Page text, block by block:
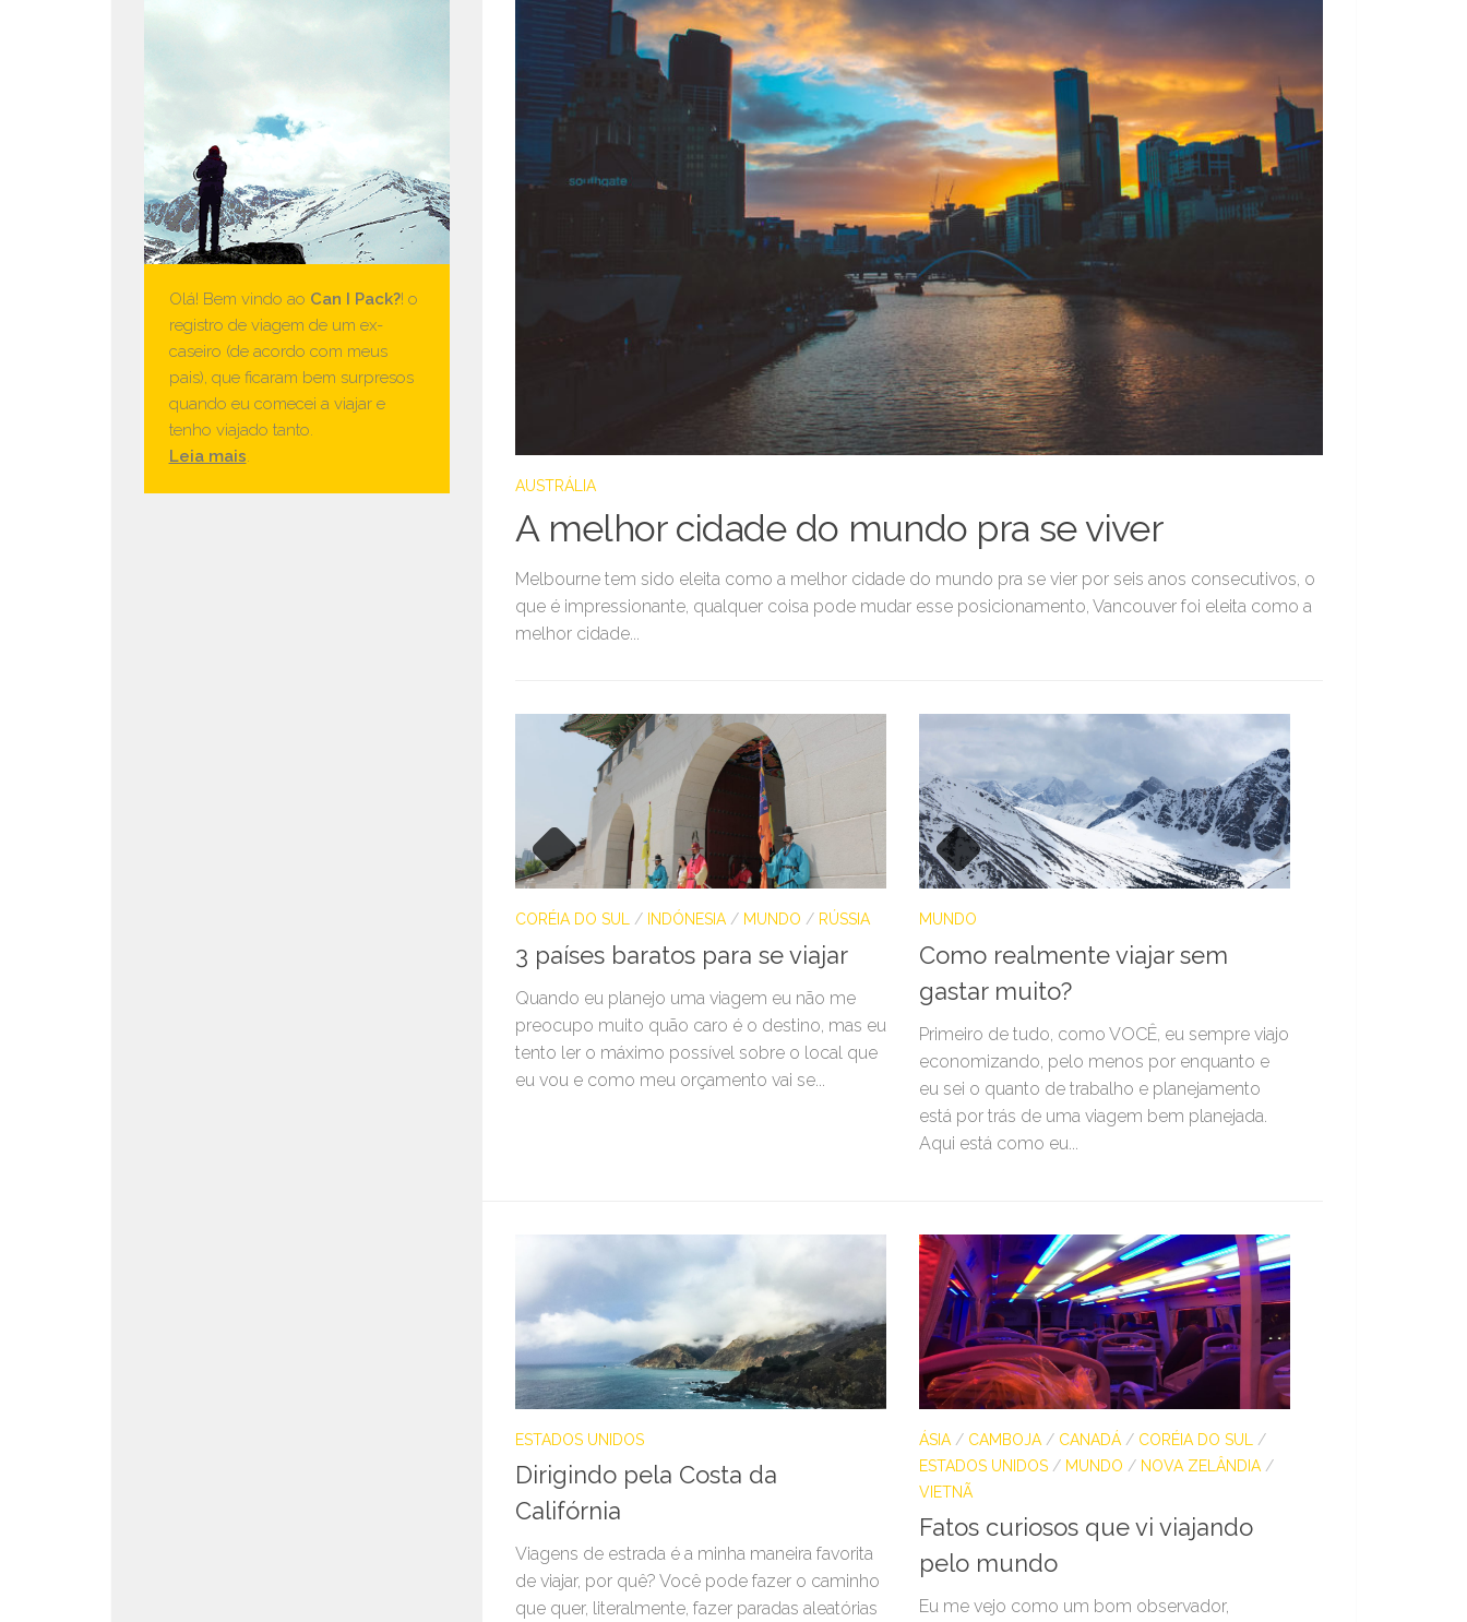
AUSTRÁLIA
A melhor cidade do mundo pra se viver
Melbourne tem sido eleita como a melhor cidade do mundo pra se vier por seis anos consecutivos, o
que é impressionante, qualquer coisa pode mudar esse posicionamento, Vancouver foi eleita como a
melhor cidade...
CORÉIA DO SUL / INDÓNESIA/ MUNDO / RÚSSIA
3 países baratos para se viajar
Quando eu planejo uma viagem eu não me
preocupo muito quão caro é o destino, mas eu
tento ler o máximo possível sobre o local que
eu vou e como meu orçamento vai se...
MUNDO
Como realmente viajar sem
gastar muito?
Primeiro de tudo, como VOCÊ, eu sempre viajo
economizando, pelo menos por enquanto e
eu sei o quanto de trabalho e planejamento
está por trás de uma viagem bem planejada.
Aqui está como eu...
ESTADOS UNIDOS
Dirigindo pela Costa da
Califórnia
Viagens de estrada é a minha maneira favorita
de viajar, por quê? Você pode fazer o caminho
que quer, literalmente, fazer paradas aleatórias
ÁSIA/ CAMBOJA/ CANADÁ/ CORÉIA DO SUL /
ESTADOS UNIDOS / MUNDO / NOVA ZELÂNDIA/
VIETNÃ
Fatos curiosos que vi viajando
pelo mundo
Eu me vejo como um bom observador,
Olá! Bem vindo ao Can I Pack?! o
registro de viagem de um ex-
caseiro (de acordo com meus
pais), que ficaram bem surpresos
quando eu comecei a viajar e
tenho viajado tanto.
Leia mais.